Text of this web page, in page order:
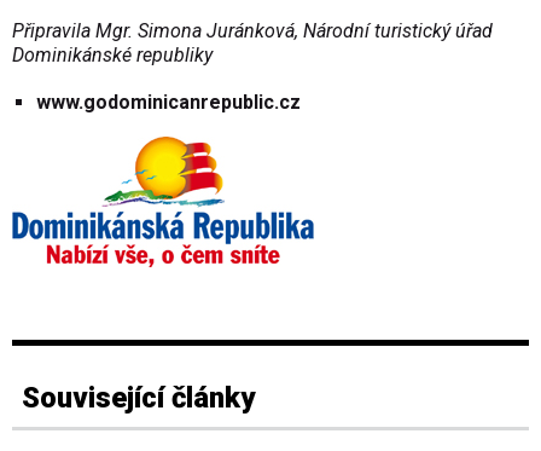
Připravila Mgr. Simona Juránková, Národní turistický úřad
Dominikánské republiky
www.godominicanrepublic.cz
Související články